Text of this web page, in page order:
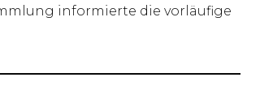
informierte die vorläufige